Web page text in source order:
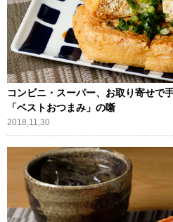
コンビニ・スーパー、お取り寄せで
「ベストおつまみ」の噺
2018,11,30